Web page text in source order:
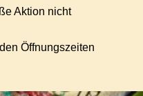
Aktion nicht
Öffnungszeiten